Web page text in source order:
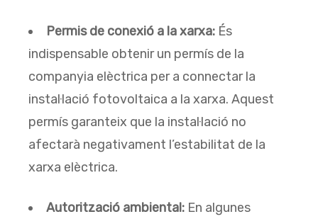
Permis de conexió a la xarxa: És
indispensable obtenir un permís de la
companyia elèctrica per a connectar la
instal·lació fotovoltaica a la xarxa. Aquest
permís garanteix que la instal·lació no
afectarà negativament l’estabilitat de la
xarxa elèctrica.
Autorització ambiental: En algunes